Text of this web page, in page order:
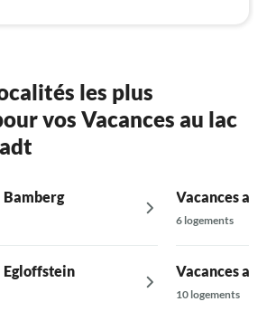
les plus
vos Vacances au lac
Bamberg
Egloffstein
Vacances au
6 logements
Vacances au
10 logements